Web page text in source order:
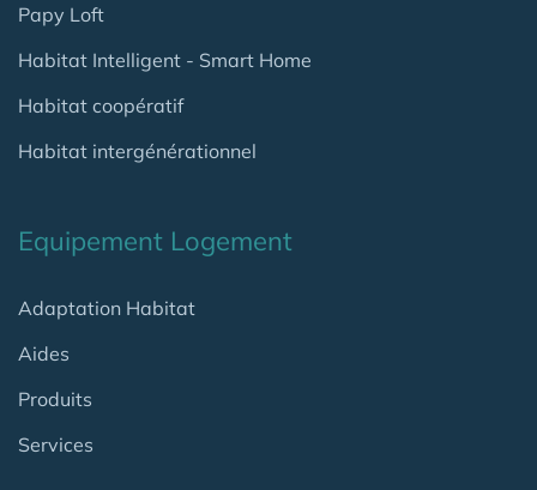
Papy Loft
Habitat Intelligent - Smart Home
Habitat coopératif
Habitat intergénérationnel
Equipement Logement
Adaptation Habitat
Aides
Produits
Services